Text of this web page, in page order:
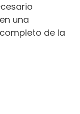
una
de la